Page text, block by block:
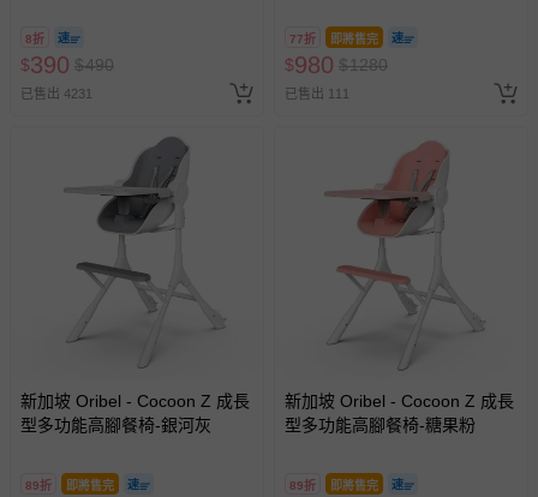
非以有形媒介提供之數位內容或一經提供即為完成之線
上服務，經消費者事先同意始提供（例如線上課程、遊
已拆封之以下類型商品：
-個人衛生用品（例如尿布、貼身衣物、泳裝、襪子、地
墊、寢具類等）。
-新生兒親膚衣物（嬰幼兒包巾與背巾、包屁衣、學習
-接觸性孕哺產品（奶嘴、奶瓶、擠乳器、哺乳衣、托腹
帶束縛衣、餐搖椅等）。
-其他原廠盒裝商品封口處已貼上「不可拆封」，或具警
示字句等說明貼紙、封條者。
國際航空、客運、訂房等服務。
訂單編號兌換，逾期作廢) (大
人小孩均一價(3歲以上需購票))
8折
$390 $490
已售出 4231
77折 即將售完
$980 $1280
已售出 111
新加坡 Oribel - Cocoon Z 成長
型多功能高腳餐椅-銀河灰
89折 即將售完
新加坡 Oribel - Cocoon Z 成長
型多功能高腳餐椅-糖果粉
89折 即將售完